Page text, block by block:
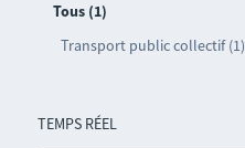
Tous (1)
Transport public collectif (1)
TEMPS RÉEL